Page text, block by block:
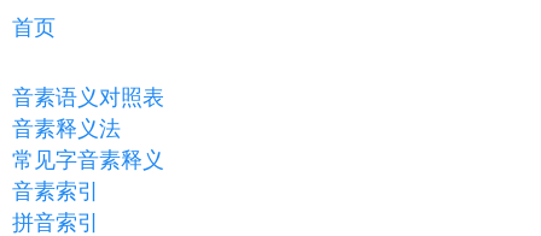
首页
音素语义对照表
音素释义法
常见字音素释义
音素索引
拼音索引